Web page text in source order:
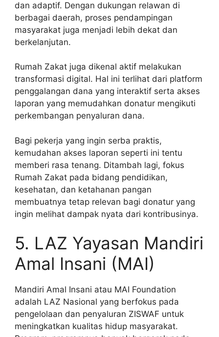
dan adaptif. Dengan dukungan relawan di
berbagai daerah, proses pendampingan
masyarakat juga menjadi lebih dekat dan
berkelanjutan.
Rumah Zakat juga dikenal aktif melakukan
transformasi digital. Hal ini terlihat dari platform
penggalangan dana yang interaktif serta akses
laporan yang memudahkan donatur mengikuti
perkembangan penyaluran dana.
Bagi pekerja yang ingin serba praktis,
kemudahan akses laporan seperti ini tentu
memberi rasa tenang. Ditambah lagi, fokus
Rumah Zakat pada bidang pendidikan,
kesehatan, dan ketahanan pangan
membuatnya tetap relevan bagi donatur yang
ingin melihat dampak nyata dari kontribusinya.
5. LAZ Yayasan Mandiri
Amal Insani (MAI)
Mandiri Amal Insani atau MAI Foundation
adalah LAZ Nasional yang berfokus pada
pengelolaan dan penyaluran ZISWAF untuk
meningkatkan kualitas hidup masyarakat.